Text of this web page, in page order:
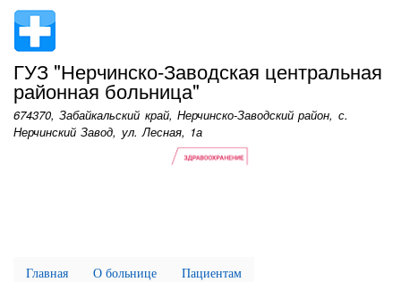
содержанию
ГУЗ "Нерчинско-Заводская центральная
районная больница"
674370, Забайкальский край, Нерчинско-Заводский район, с.
Нерчинский Завод, ул. Лесная, 1а
Главная О больнице
Пациентам